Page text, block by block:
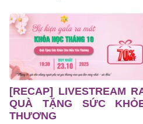
[RECAP] LIVESTREAM
QUÀ TẶNG SỨC
THƯƠNG